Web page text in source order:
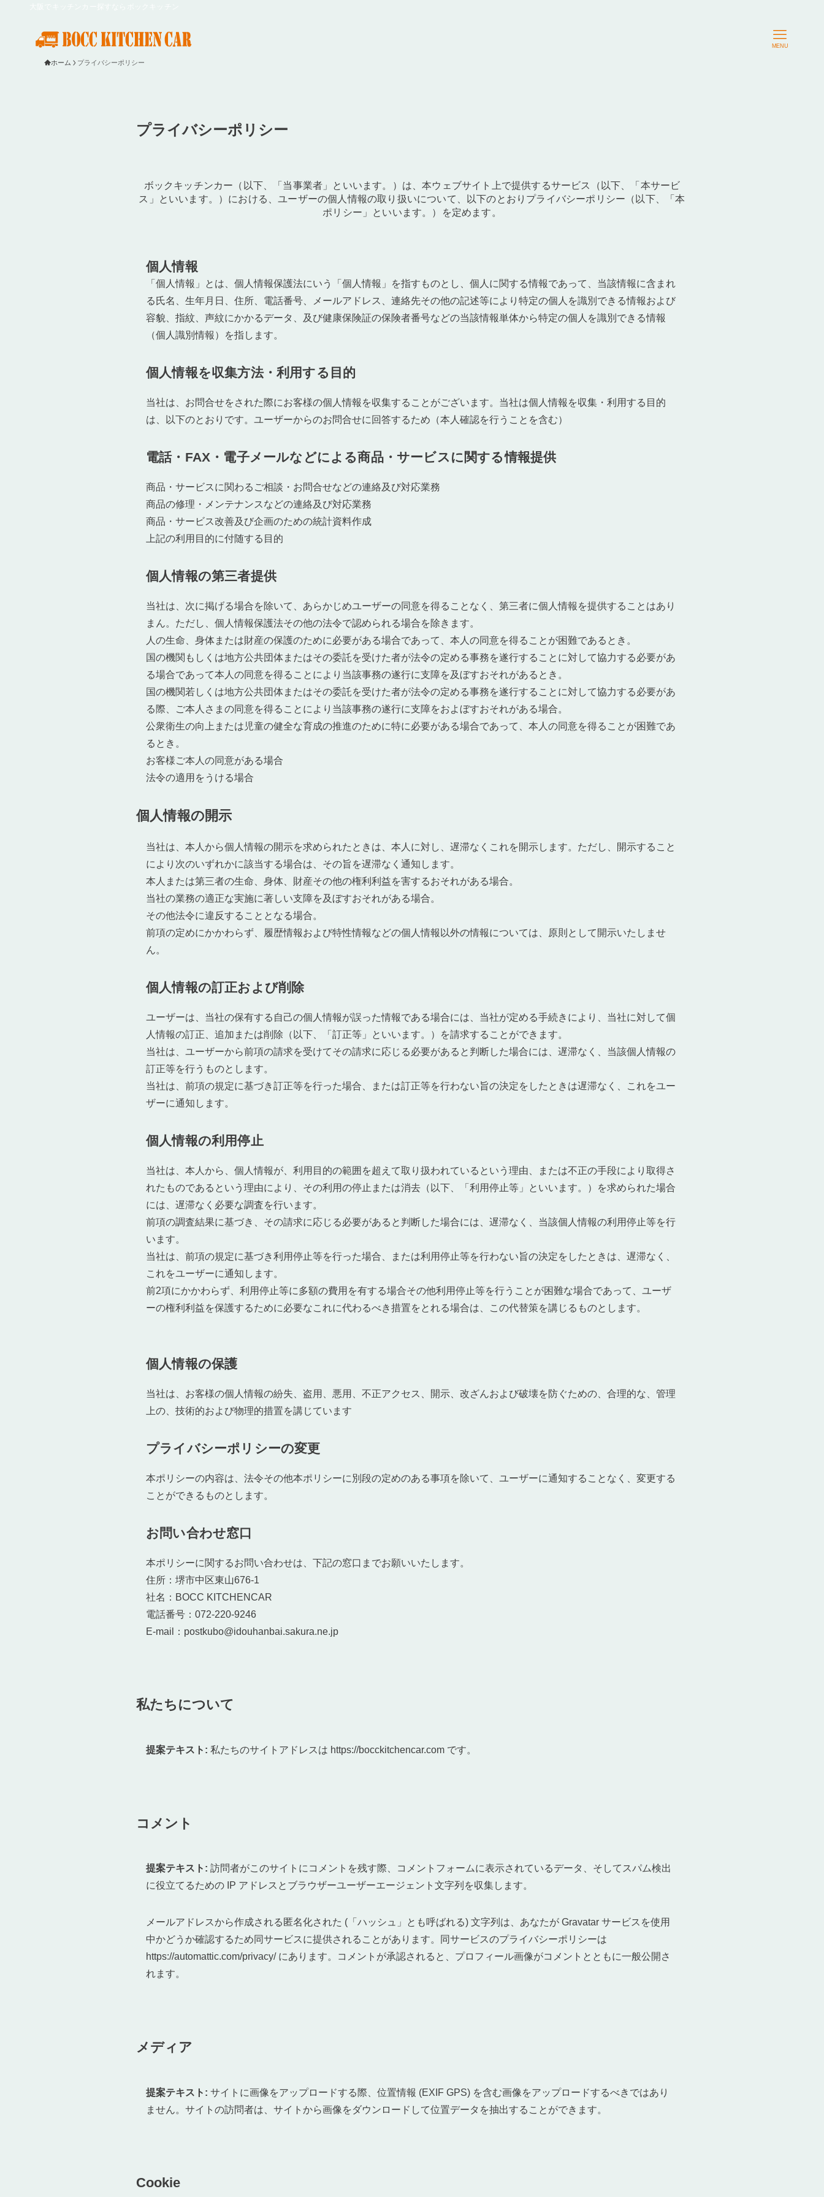
販売車両一覧
移動販売車の保健所申請（全国版）
MENU
ホーム プライバシーポリシー
プライバシーポリシー
ボックキッチンカー（以下、「当事業者」といいます。）は、本ウェブサイト上で提供するサービス（以下、「本サービ
ス」といいます。）における、ユーザーの個人情報の取り扱いについて、以下のとおりプライバシーポリシー（以下、「本
ポリシー」といいます。）を定めます。
個人情報
「個人情報」とは、個人情報保護法にいう「個人情報」を指すものとし、個人に関する情報であって、当該情報に含まれ
る氏名、生年月日、住所、電話番号、メールアドレス、連絡先その他の記述等により特定の個人を識別できる情報および
容貌、指紋、声紋にかかるデータ、及び健康保険証の保険者番号などの当該情報単体から特定の個人を識別できる情報
（個人識別情報）を指します。
個人情報を収集方法・利用する目的
当社は、お問合せをされた際にお客様の個人情報を収集することがございます。当社は個人情報を収集・利用する目的
は、以下のとおりです。ユーザーからのお問合せに回答するため（本人確認を行うことを含む）
電話・FAX・電子メールなどによる商品・サービスに関する情報提供
商品・サービスに関わるご相談・お問合せなどの連絡及び対応業務
商品の修理・メンテナンスなどの連絡及び対応業務
商品・サービス改善及び企画のための統計資料作成
上記の利用目的に付随する目的
個人情報の第三者提供
当社は、次に掲げる場合を除いて、あらかじめユーザーの同意を得ることなく、第三者に個人情報を提供することはあり
まん。ただし、個人情報保護法その他の法令で認められる場合を除きます。
人の生命、身体または財産の保護のために必要がある場合であって、本人の同意を得ることが困難であるとき。
国の機関もしくは地方公共団体またはその委託を受けた者が法令の定める事務を遂行することに対して協力する必要があ
る場合であって本人の同意を得ることにより当該事務の遂行に支障を及ぼすおそれがあるとき。
国の機関若しくは地方公共団体またはその委託を受けた者が法令の定める事務を遂行することに対して協力する必要があ
る際、ご本人さまの同意を得ることにより当該事務の遂行に支障をおよぼすおそれがある場合。
公衆衛生の向上または児童の健全な育成の推進のために特に必要がある場合であって、本人の同意を得ることが困難であ
るとき。
お客様ご本人の同意がある場合
法令の適用をうける場合
個人情報の開示
当社は、本人から個人情報の開示を求められたときは、本人に対し、遅滞なくこれを開示します。ただし、開示すること
により次のいずれかに該当する場合は、その旨を遅滞なく通知します。
本人または第三者の生命、身体、財産その他の権利利益を害するおそれがある場合。
当社の業務の適正な実施に著しい支障を及ぼすおそれがある場合。
その他法令に違反することとなる場合。
前項の定めにかかわらず、履歴情報および特性情報などの個人情報以外の情報については、原則として開示いたしませ
ん。
個人情報の訂正および削除
ユーザーは、当社の保有する自己の個人情報が誤った情報である場合には、当社が定める手続きにより、当社に対して個
人情報の訂正、追加または削除（以下、「訂正等」といいます。）を請求することができます。
当社は、ユーザーから前項の請求を受けてその請求に応じる必要があると判断した場合には、遅滞なく、当該個人情報の
訂正等を行うものとします。
当社は、前項の規定に基づき訂正等を行った場合、または訂正等を行わない旨の決定をしたときは遅滞なく、これをユー
ザーに通知します。
個人情報の利用停止
当社は、本人から、個人情報が、利用目的の範囲を超えて取り扱われているという理由、または不正の手段により取得さ
れたものであるという理由により、その利用の停止または消去（以下、「利用停止等」といいます。）を求められた場合
には、遅滞なく必要な調査を行います。
前項の調査結果に基づき、その請求に応じる必要があると判断した場合には、遅滞なく、当該個人情報の利用停止等を行
います。
当社は、前項の規定に基づき利用停止等を行った場合、または利用停止等を行わない旨の決定をしたときは、遅滞なく、
これをユーザーに通知します。
前2項にかかわらず、利用停止等に多額の費用を有する場合その他利用停止等を行うことが困難な場合であって、ユーザ
ーの権利利益を保護するために必要なこれに代わるべき措置をとれる場合は、この代替策を講じるものとします。
個人情報の保護
当社は、お客様の個人情報の紛失、盗用、悪用、不正アクセス、開示、改ざんおよび破壊を防ぐための、合理的な、管理
上の、技術的および物理的措置を講じています
プライバシーポリシーの変更
本ポリシーの内容は、法令その他本ポリシーに別段の定めのある事項を除いて、ユーザーに通知することなく、変更する
ことができるものとします。
お問い合わせ窓口
本ポリシーに関するお問い合わせは、下記の窓口までお願いいたします。
住所：堺市中区東山676-1
社名：BOCC KITCHENCAR
電話番号：072-220-9246
E-mail：postkubo@idouhanbai.sakura.ne.jp
私たちについて
提案テキスト: 私たちのサイトアドレスは https://bocckitchencar.com です。
コメント
提案テキスト: 訪問者がこのサイトにコメントを残す際、コメントフォームに表示されているデータ、そしてスパム検出
に役立てるための IP アドレスとブラウザーユーザーエージェント文字列を収集します。
メールアドレスから作成される匿名化された (「ハッシュ」とも呼ばれる) 文字列は、あなたが Gravatar サービスを使用
中かどうか確認するため同サービスに提供されることがあります。同サービスのプライバシーポリシーは
https://automattic.com/privacy/ にあります。コメントが承認されると、プロフィール画像がコメントとともに一般公開さ
れます。
メディア
提案テキスト: サイトに画像をアップロードする際、位置情報 (EXIF GPS) を含む画像をアップロードするべきではあり
ません。サイトの訪問者は、サイトから画像をダウンロードして位置データを抽出することができます。
Cookie